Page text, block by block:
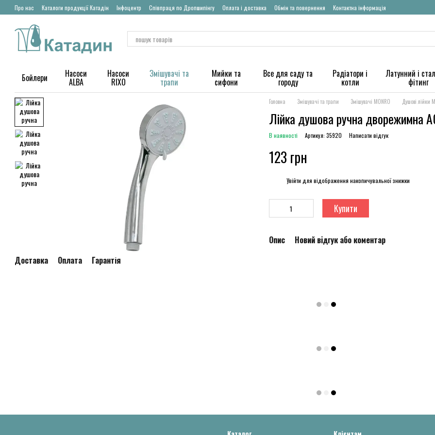
Перейти до основного контенту
Про нас Каталоги продукції Катадін Інфоцентр Співпраця по Дропшипінгу Оплата і доставка Обмін та повернення Контактна інформація
Бойлери Насоси
ALBA
Насоси
RIXO
Змішувачі та
трапи
Мийки та
сифони
Все для саду та
городу
Радіатори і
котли
Латунний і
фітинг
Доставка Оплата Гарантія
Головна Змішувачі та трапи Змішувачі MONRO Душові лійки
Лійка душова ручна дворежимна
В наявності Артикул: 35920 Написати відгук
123 грн
Увійти для відображення накопичувальної знижки
Купити
Опис Новий відгук або коментар